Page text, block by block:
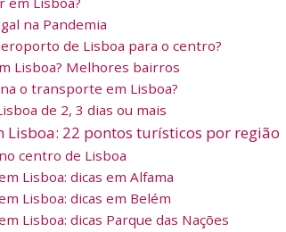
na Pandemia
de Lisboa para o centro?
Lisboa? Melhores bairros
o transporte em Lisboa?
de 2, 3 dias ou mais
Lisboa: 22 pontos turísticos por região
centro de Lisboa
Lisboa: dicas em Alfama
Lisboa: dicas em Belém
Lisboa: dicas Parque das Nações